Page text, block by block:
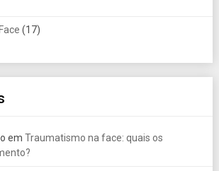
(17)
em Traumatismo na face: quais os